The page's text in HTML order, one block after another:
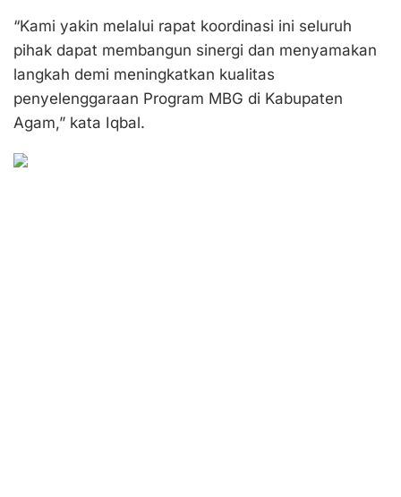
“Kami yakin melalui rapat koordinasi ini seluruh
pihak dapat membangun sinergi dan menyamakan
langkah demi meningkatkan kualitas
penyelenggaraan Program MBG di Kabupaten
Agam,” kata Iqbal.